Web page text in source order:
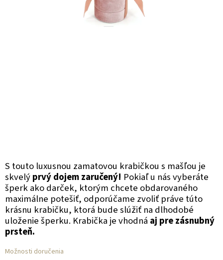
Možnosti doručenia
S touto luxusnou zamatovou krabičkou s mašľou je
skvelýprvý dojem zaručený! Pokiaľ u nás vyberáte
šperk ako darček, ktorým chcete obdarovaného
maximálne potešiť, odporúčame zvoliť práve túto
krásnu krabičku, ktorá bude slúžiť na dlhodobé
uloženie šperku. Krabička je vhodná aj pre zásnubný
prsteň.